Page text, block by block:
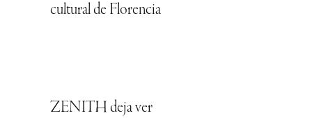
cultural de Florencia
ZENITH deja ver